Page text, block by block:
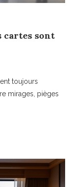
cartes sont
toujours
mirages, pièges